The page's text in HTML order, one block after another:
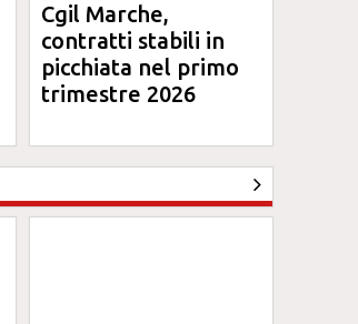
Cgil Marche,
contratti stabili in
picchiata nel primo
trimestre 2026